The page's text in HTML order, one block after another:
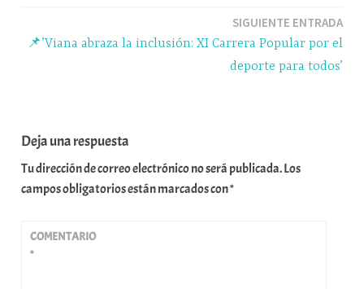
SIGUIENTE ENTRADA
📌’Viana abraza la inclusión: XI Carrera Popular por el
deporte para todos’
Deja una respuesta
Tu dirección de correo electrónico no será publicada.Los
campos obligatorios están marcados con*
COMENTARIO
*